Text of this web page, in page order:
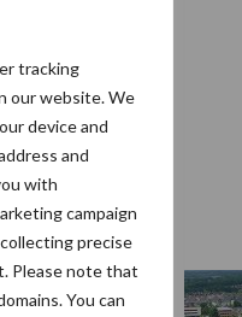
tracking
our website. We
device and
and
with
campaign
precise
Please note that
You can
je graag